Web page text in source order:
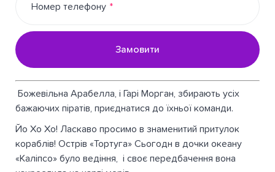
Номер телефону
Замовити
Божевільна Арабелла, і Гарі Морган, збирають усіх
бажаючих піратів, приєднатися до їхньої команди.
Йо Хо Хо! Ласкаво просимо в знаменитий притулок
кораблів! Острів «Тортуга» Сьогодн в дочки океану
«Каліпсо» було ведіння, і своє передбачення вона